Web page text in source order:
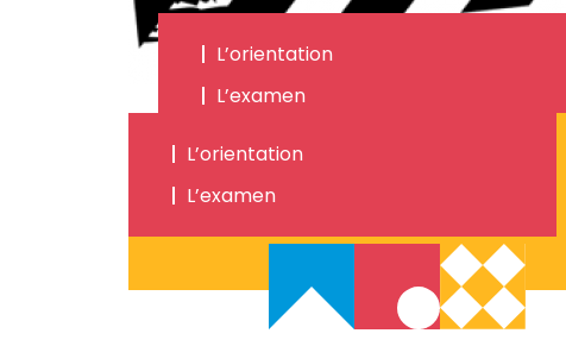
L’orientation
L’examen
L’orientation
L’examen